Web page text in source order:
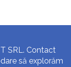
SRL. Contact
să explorăm